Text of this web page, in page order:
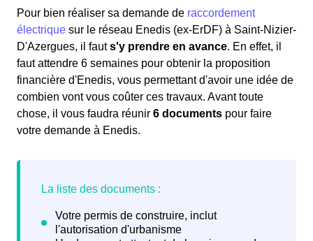
Pour bien réaliser sa demande de raccordement
électrique sur le réseau Enedis (ex-ErDF) à Saint-Nizier-
D'Azergues, il fauts'y prendre en avance. En effet, il
faut attendre 6 semaines pour obtenir la proposition
financière d'Enedis, vous permettant d'avoir une idée de
combien vont vous coûter ces travaux. Avant toute
chose, il vous faudra réunir 6 documents pour faire
votre demande à Enedis.